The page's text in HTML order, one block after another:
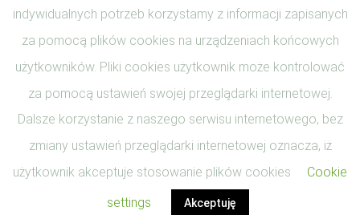
© 2017 Beata Zalewska Wszystkie prawa zastrzeżone. Made with
love by adamiakowo wakacjowo.
indywidualnych potrzeb korzystamy z informacji zapisanych
za pomocą plików cookies na urządzeniach końcowych
użytkowników. Pliki cookies użytkownik może kontrolować
za pomocą ustawień swojej przeglądarki internetowej.
Dalsze korzystanie z naszego serwisu internetowego, bez
zmiany ustawień przeglądarki internetowej oznacza, iż
użytkownik akceptuje stosowanie plików cookies
Cookie
settings
Akceptuję